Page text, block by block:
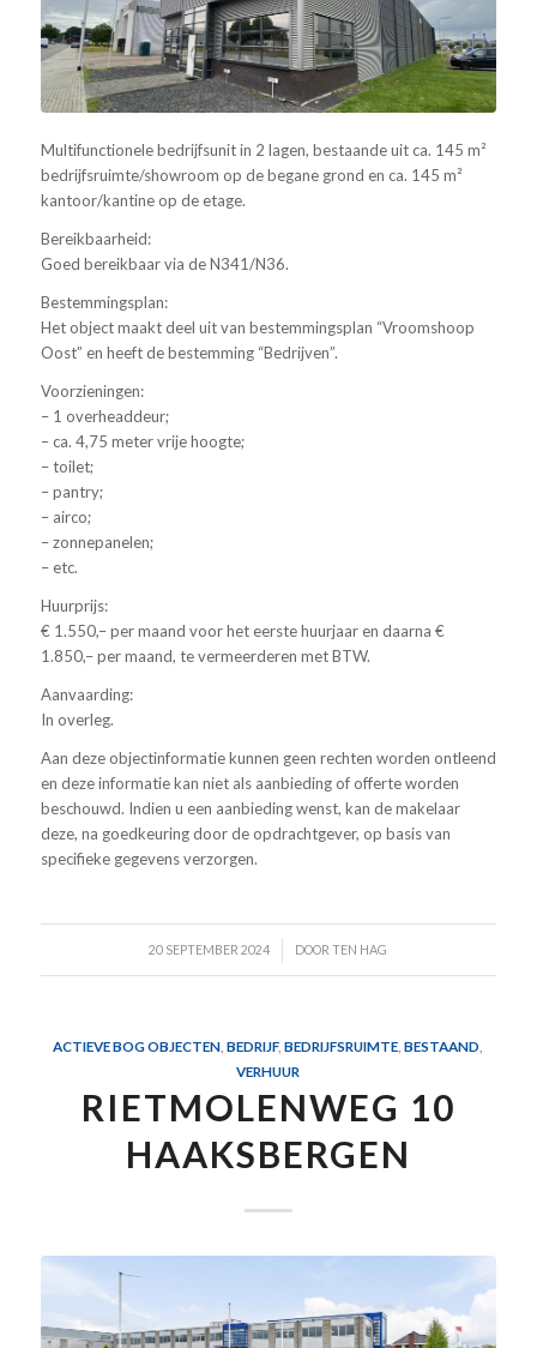
Multifunctionele bedrijfsunit in 2 lagen, bestaande uit ca. 145 m²
bedrijfsruimte/showroom op de begane grond en ca. 145 m²
kantoor/kantine op de etage.
Bereikbaarheid:
Goed bereikbaar via de N341/N36.
Bestemmingsplan:
Het object maakt deel uit van bestemmingsplan “Vroomshoop
Oost” en heeft de bestemming “Bedrijven”.
Voorzieningen:
– 1 overheaddeur;
– ca. 4,75 meter vrije hoogte;
– toilet;
– pantry;
– airco;
– zonnepanelen;
– etc.
Huurprijs:
€ 1.550,– per maand voor het eerste huurjaar en daarna €
1.850,– per maand, te vermeerderen met BTW.
Aanvaarding:
In overleg.
Aan deze objectinformatie kunnen geen rechten worden ontleend
en deze informatie kan niet als aanbieding of offerte worden
beschouwd. Indien u een aanbieding wenst, kan de makelaar
deze, na goedkeuring door de opdrachtgever, op basis van
specifieke gegevens verzorgen.
20 SEPTEMBER 2024
/ DOORTEN HAG
ACTIEVE BOG OBJECTEN ,BEDRIJF,BEDRIJFSRUIMTE ,BESTAAND
VERHUUR
RIETMOLENWEG 10
HAAKSBERGEN